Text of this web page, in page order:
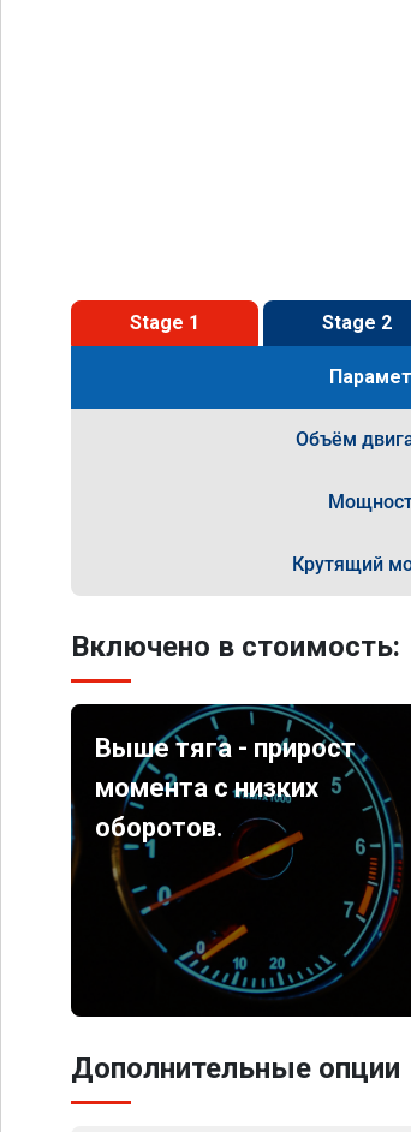
Stage 1 Stage 2
Объём
Крутящий
Включено в стоимость:
Выше тяга - прирост
момента с низких
оборотов.
Дополнительные опции